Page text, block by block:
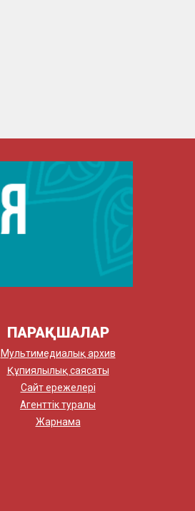
ПАРАҚШАЛАР
Мультимедиалық архив
Құпиялылық саясаты
Сайт ережелері
Агенттік туралы
Жарнама